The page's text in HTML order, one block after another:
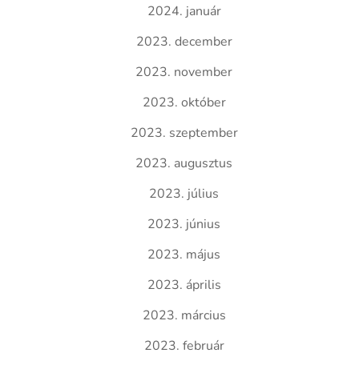
2024. január
2023. december
2023. november
2023. október
2023. szeptember
2023. augusztus
2023. július
2023. június
2023. május
2023. április
2023. március
2023. február